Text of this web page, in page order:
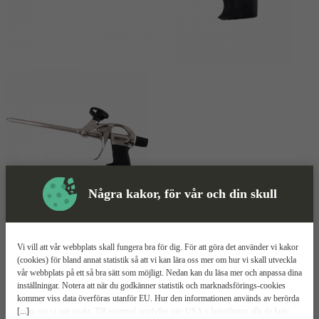
Några kakor, för vår och din skull
[...]
Vi vill att vår webbplats skall fungera bra för dig. För att göra det använder vi kakor
(cookies) för bland annat statistik så att vi kan lära oss mer om hur vi skall utveckla
vår webbplats på ett så bra sätt som möjligt. Nedan kan du läsa mer och anpassa dina
inställningar. Notera att när du godkänner statistik och marknadsförings-cookies
kommer viss data överföras utanför EU. Hur den informationen används av berörda
bolag vet vi inte exakt. Till exempel uppfyller inte USA:s lagstiftning alla de krav
Fogpistol Mer information
Veidec Foam Gun